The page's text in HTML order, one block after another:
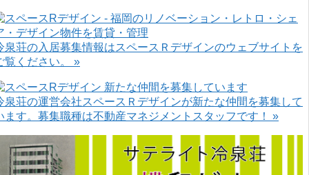
泉荘の入居募集情報はスペースＲデザインのウェブサイトを
覧ください。 »
泉荘の運営会社スペースＲデザインが新たな仲間を募集して
ます。募集職種は不動産マネジメントスタッフです！ »